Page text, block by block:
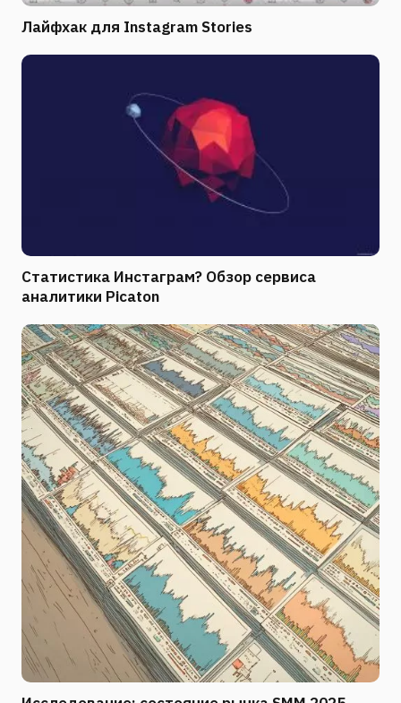
Лайфхак для Instagram Stories
Статистика Инстаграм? Обзор сервиса
аналитики Picaton